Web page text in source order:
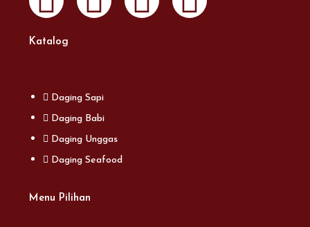
Katalog
Daging Sapi
Daging Babi
Daging Unggas
Daging Seafood
Menu Pilihan